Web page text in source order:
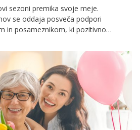
sezoni premika svoje meje.
se oddaja posveča podpori
in posameznikom, ki pozitivno
medsebojne pomoči v